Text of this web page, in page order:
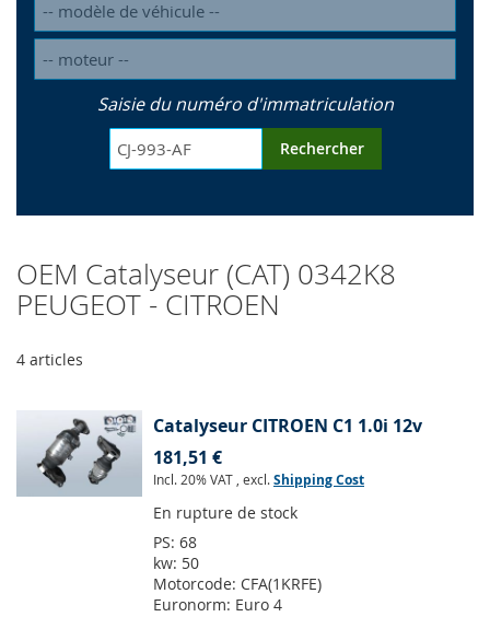
Saisie du numéro d'immatriculation
Rechercher
OEM Catalyseur (CAT) 0342K8
PEUGEOT - CITROEN
4 articles
Catalyseur CITROEN C1 1.0i 12v
181,51 €
Incl. 20% VAT , excl.Shipping Cost
En rupture de stock
PS: 68
kw: 50
Motorcode: CFA(1KRFE)
Euronorm: Euro 4